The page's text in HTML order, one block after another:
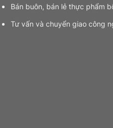
Bán buôn, bán lẻ thực phẩm
Tư vấn và chuyển giao công